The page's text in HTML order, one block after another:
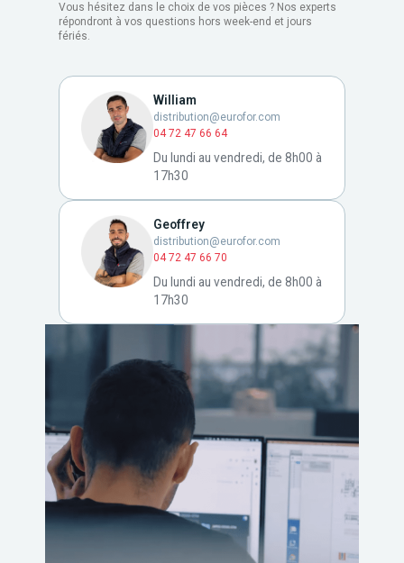
Vous hésitez dans le choix de vos pièces ? Nos experts
répondront à vos questions hors week-end et jours
fériés.
William
distribution@eurofor.com
04 72 47 66 64
Du lundi au vendredi, de 8h00 à
17h30
Geoffrey
distribution@eurofor.com
04 72 47 66 70
Du lundi au vendredi, de 8h00 à
17h30